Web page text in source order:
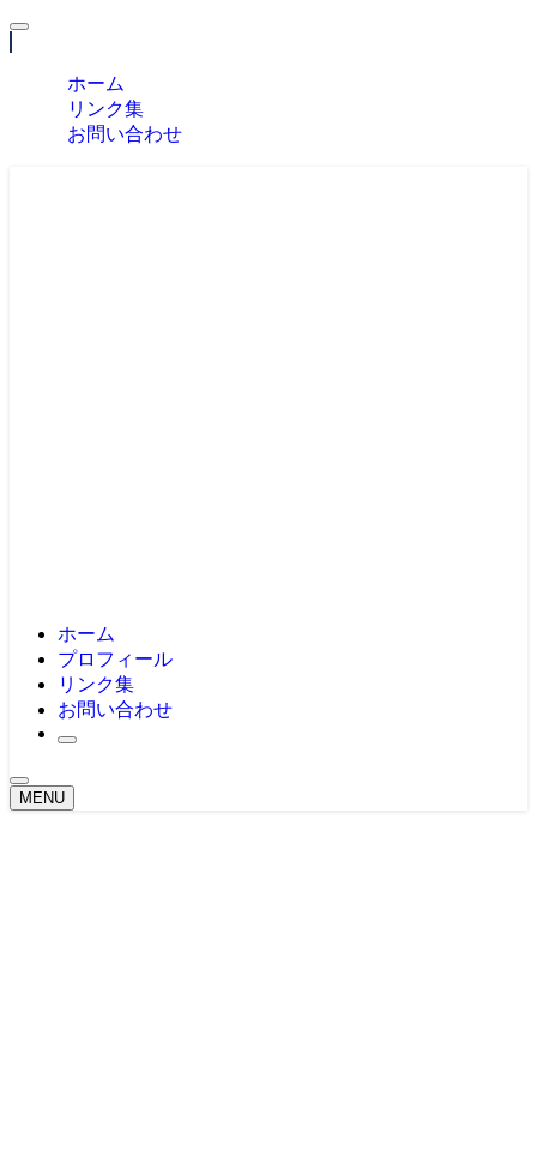
ホーム
リンク集
お問い合わせ
ホーム
プロフィール
リンク集
お問い合わせ
MENU